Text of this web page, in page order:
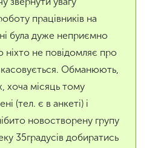
працівників на
була дуже неприємно
не повідомляє про
Обманюють,
хоча місяць тому
(тел. є в анкеті) і
новостворену групу
35градусів добиратись